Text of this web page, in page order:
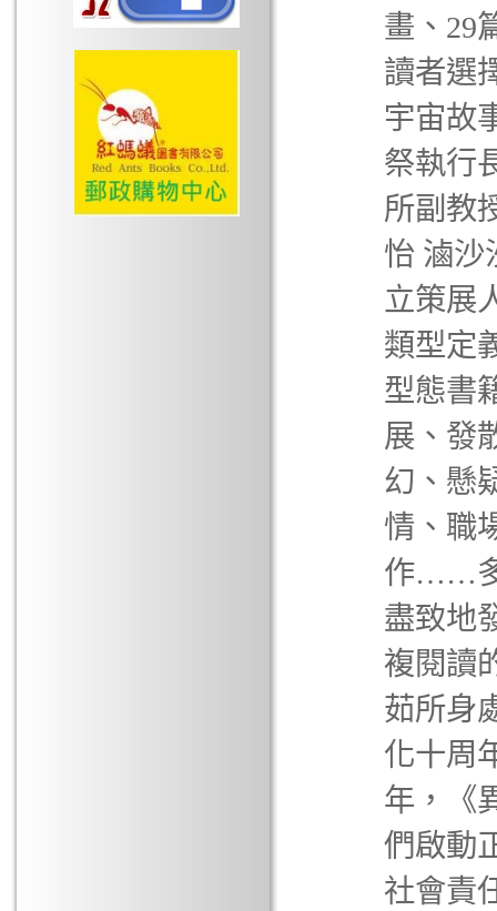
畫、29
讀者選
宇宙故
祭執行
所副教
怡 滷沙
立策展
類型定
型態書
展、發
幻、懸
情、職
作……多
盡致地
複閱讀
茹所身
化十周
年，《
們啟動
社會責